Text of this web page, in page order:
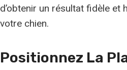
d’obtenir un résultat fidèle et
votre chien.
Positionnez La